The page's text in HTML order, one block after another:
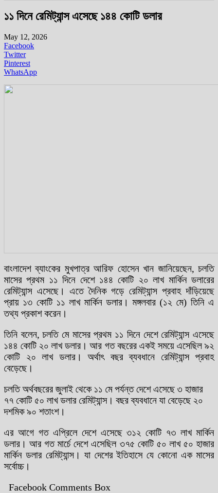
১১ দিনে রেমিট্যান্স এসেছে ১৪৪ কোটি ডলার
May 12, 2026
Facebook
Twitter
Pinterest
WhatsApp
বাংলাদেশ ব্যাংকের মুখপাত্র আরিফ হোসেন খান জানিয়েছেন, চলতি
মাসের প্রথম ১১ দিনে দেশে ১৪৪ কোটি ২০ লাখ মার্কিন ডলারের
রেমিট্যান্স এসেছে। এতে দৈনিক গড়ে রেমিট্যান্স প্রবাহ দাঁড়িয়েছে
প্রায় ১৩ কোটি ১১ লাখ মার্কিন ডলার। মঙ্গলবার (১২ মে) তিনি এ
তথ্য প্রকাশ করেন।
তিনি বলেন, চলতি মে মাসের প্রথম ১১ দিনে দেশে রেমিট্যান্স এসেছে
১৪৪ কোটি ২০ লাখ ডলার। আর গত বছরের একই সময়ে এসেছিল ৯২
কোটি ২০ লাখ ডলার। অর্থাৎ বছর ব্যবধানে রেমিট্যান্স প্রবাহ
বেড়েছে।
চলতি অর্থবছরের জুলাই থেকে ১১ মে পর্যন্ত দেশে এসেছে ৩ হাজার
৭৭ কোটি ৫০ লাখ ডলার রেমিট্যান্স। বছর ব্যবধানে যা বেড়েছে ২০
দশমিক ৯০ শতাংশ।
এর আগে গত এপ্রিলে দেশে এসেছে ৩১২ কোটি ৭৩ লাখ মার্কিন
ডলার। আর গত মার্চে দেশে এসেছিল ৩৭৫ কোটি ৫০ লাখ ৫০ হাজার
মার্কিন ডলার রেমিট্যান্স। যা দেশের ইতিহাসে যে কোনো এক মাসের
সর্বোচ্চ।
Facebook Comments Box